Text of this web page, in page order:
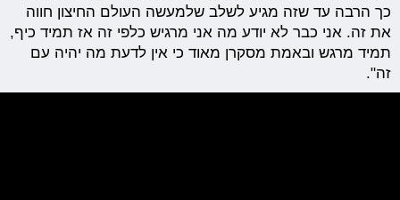
כך הרבה עד שזה מגיע לשלב שלמעשה העולם החיצון חווה
את זה. אני כבר לא יודע מה אני מרגיש כלפי זה אז תמיד כיף,
תמיד מרגש ובאמת מסקרן מאוד כי אין לדעת מה יהיה עם
זה".